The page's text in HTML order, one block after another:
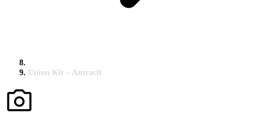
Union Kit – Antracit